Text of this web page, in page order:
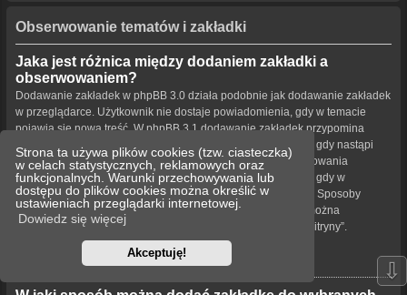
Strona ta używa plików cookies (tzw. ciasteczka)
w celach statystycznych, reklamowych oraz
funkcjonalnych. Warunki przechowywania lub
dostępu do plików cookies można określić w
ustawieniach przeglądarki internetowej.
Dowiedz się więcej
Akceptuję!
Obserwowanie tematów i zakładki
Jaka jest różnica między dodaniem zakładki a
obserwowaniem?
Dodawanie zakładek w phpBB 3.0 działa podobnie jak dodawanie zakładek
w przeglądarce. Użytkownik nie dostaje powiadomienia, gdy w temacie
pojawia się nowa treść. W phpBB 3.1 dodawanie zakładek przypomina
obserwowanie tematu. Użytkownik może być powiadamiany, gdy nastąpi
aktualizacja tematu oznaczonego zakładką. Funkcja obserwowania
powiadamia użytkownika – w wybrany przez niego sposób – gdy w
obserwowanym temacie bądź forum pojawiła się nowa treść. Sposoby
powiadamiania dla zakładek i obserwowanych elementów można
konfigurować w panelu użytkownika na karcie „Ustawienia witryny”.
⇩